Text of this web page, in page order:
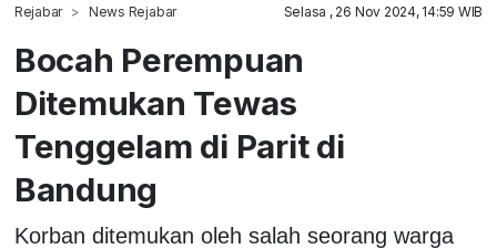
Rejabar News Rejabar Selasa , 26 Nov 2024, 14:59 WIB
Bocah Perempuan
Ditemukan Tewas
Tenggelam di Parit di
Bandung
Korban ditemukan oleh salah seorang warga